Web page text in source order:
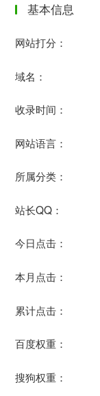
基本信息
网站打分：
域名：
收录时间：
网站语言：
所属分类：
站长QQ：
今日点击：
本月点击：
累计点击：
百度权重：
搜狗权重：